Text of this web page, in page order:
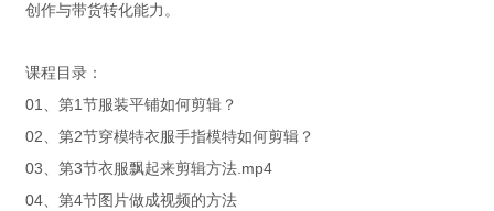
创作与带货转化能力。
课程目录：
01、第1节服装平铺如何剪辑？
02、第2节穿模特衣服手指模特如何剪辑？
03、第3节衣服飘起来剪辑方法.mp4
04、第4节图片做成视频的方法